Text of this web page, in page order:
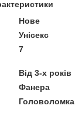
Нове
Унісекс
7
Від 3-х років
Фанера
Головоломка